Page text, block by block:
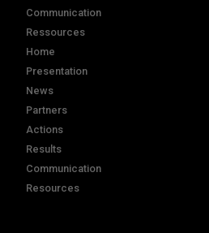
Communication
Ressources
Home
Presentation
News
Partners
Actions
Results
Communication
Resources